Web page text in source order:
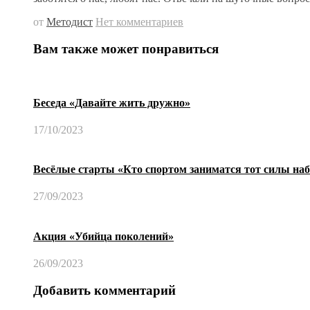
от Методист Нет комментариев
Вам также может понравиться
Беседа «Давайте жить дружно»
17/10/2023
Весёлые старты «Кто спортом заниматся тот силы
27/09/2023
Акция «Убийца поколений»
26/09/2023
Добавить комментарий